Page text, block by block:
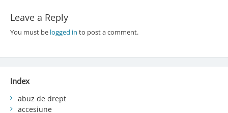
Leave a Reply
You must be logged in to post a comment.
Index
abuz de drept
accesiune